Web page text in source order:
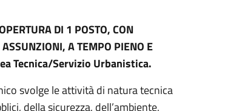
DI 1 POSTO, CON
A TEMPO PIENO E
Tecnica/Servizio Urbanistica.
svolge le attività di natura tecnica
della sicurezza, dell’ambiente,